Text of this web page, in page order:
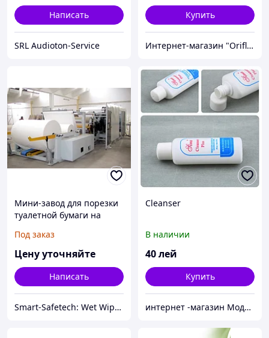
Написать
SRL Audioton-Service
Купить
Интернет-магазин "Oriflame"
Мини-завод для порезки
туалетной бумаги на
Под заказ
Цену уточняйте
Написать
Smart-Safetech: Wet Wipes Converting Machines
Cleanser
В наличии
40лей
Купить
интернет -магазин Модняшка